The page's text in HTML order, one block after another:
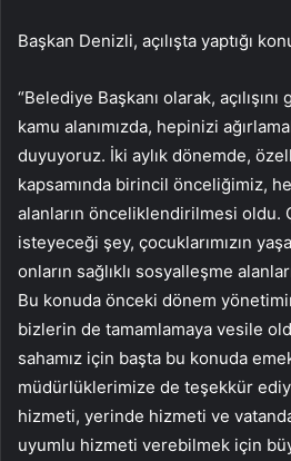
Başkan Denizli, açılışta yaptığı
“Belediye Başkanı olarak,
kamu alanımızda, hepinizi
duyuyoruz. İki aylık dönemde,
kapsamında birincil önceliğimiz,
alanların önceliklendirilmesi oldu.
isteyeceği şey, çocuklarımızın
onların sağlıklı sosyalleşme
Bu konuda önceki dönem
bizlerin de tamamlamaya vesile
sahamız için başta bu konuda
müdürlüklerimize de teşekkür
hizmeti, yerinde hizmeti ve
uyumlu hizmeti verebilmek için